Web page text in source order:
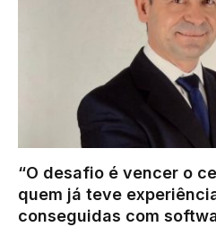
“O desafio é vencer o
quem já teve
conseguidas com